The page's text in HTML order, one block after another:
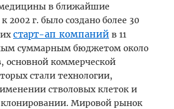
в ближайшие
2002 г. было создано более 30
старт-ап компаний в 11
суммарным бюджетом около
основной коммерческой
стали технологии,
стволовых клеток и
Мировой рынок